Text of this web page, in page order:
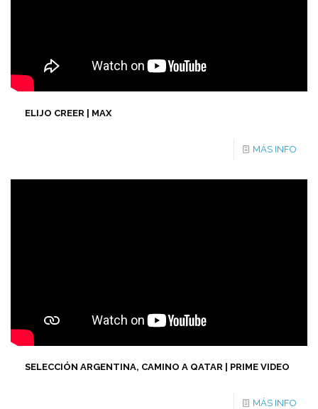
ELIJO CREER | MAX
MÁS INFO
SELECCIÓN ARGENTINA, CAMINO A QATAR | PRIME VIDEO
MÁS INFO